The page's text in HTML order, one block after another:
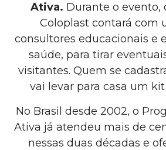
Ativa. Durante o evento,
Coloplast contará com
consultores educacionais e
saúde, para tirar
visitantes. Quem se
vai levar para casa um
No Brasil desde 2002, o
Ativa já atendeu mais de
nessas duas décadas e